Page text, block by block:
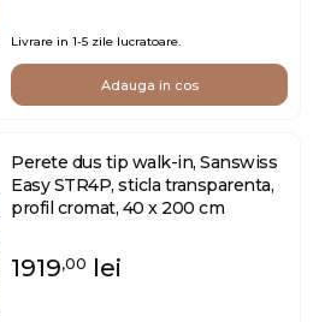
Livrare in 1-5 zile lucratoare.
Adauga in cos
Perete dus tip walk-in, Sanswiss
Easy STR4P, sticla transparenta,
profil cromat, 40 x 200 cm
1919,00 lei